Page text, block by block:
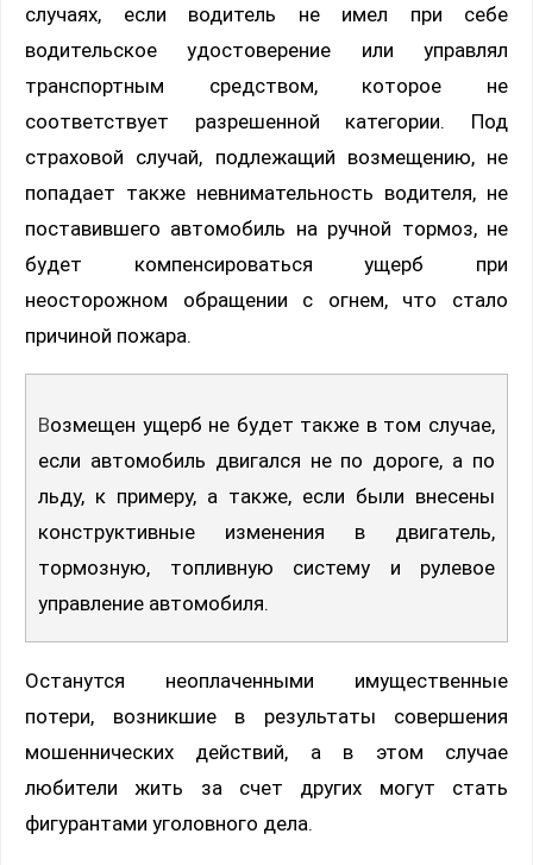
случаях, если водитель не имел при себе
водительское удостоверение или управлял
транспортным средством, которое не
соответствует разрешенной категории. Под
страховой случай, подлежащий возмещению, не
попадает также невнимательность водителя, не
поставившего автомобиль на ручной тормоз, не
будет компенсироваться ущерб при
неосторожном обращении с огнем, что стало
причиной пожара.
Возмещен ущерб не будет также в том случае,
если автомобиль двигался не по дороге, а по
льду, к примеру, а также, если были внесены
конструктивные изменения в двигатель,
тормозную, топливную систему и рулевое
управление автомобиля.
Останутся неоплаченными имущественные
потери, возникшие в результаты совершения
мошеннических действий, а в этом случае
любители жить за счет других могут стать
фигурантами уголовного дела.